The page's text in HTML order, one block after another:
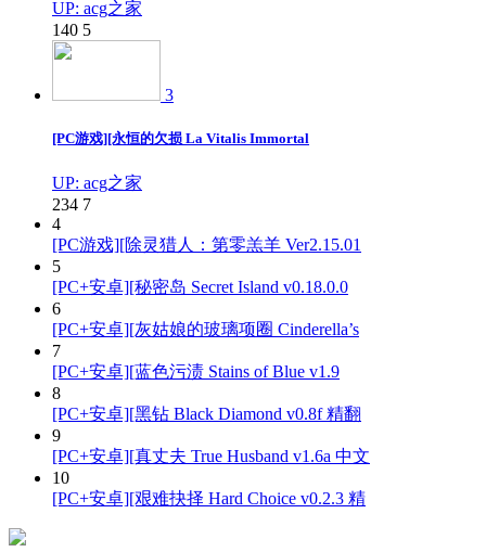
UP: acg之家
140 5
3
[PC游戏][永恒的欠损 La Vitalis Immortal
UP: acg之家
234 7
4
[PC游戏][除灵猎人：第零羔羊 Ver2.15.01
5
[PC+安卓][秘密岛 Secret Island v0.18.0.0
6
[PC+安卓][灰姑娘的玻璃项圈 Cinderella’s
7
[PC+安卓][蓝色污渍 Stains of Blue v1.9
8
[PC+安卓][黑钻 Black Diamond v0.8f 精翻
9
[PC+安卓][真丈夫 True Husband v1.6a 中文
10
[PC+安卓][艰难抉择 Hard Choice v0.2.3 精